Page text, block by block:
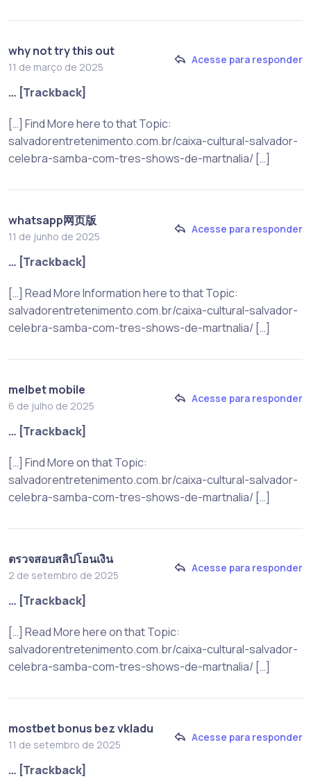
why not try this out
11 de março de 2025
Acesse para responder
… [Trackback]
[…] Find More here to that Topic:
salvadorentretenimento.com.br/caixa-cultural-salvador-
celebra-samba-com-tres-shows-de-martnalia/ […]
whatsapp网页版
11 de junho de 2025
Acesse para responder
… [Trackback]
[…] Read More Information here to that Topic:
salvadorentretenimento.com.br/caixa-cultural-salvador-
celebra-samba-com-tres-shows-de-martnalia/ […]
melbet mobile
6 de julho de 2025
Acesse para responder
… [Trackback]
[…] Find More on that Topic:
salvadorentretenimento.com.br/caixa-cultural-salvador-
celebra-samba-com-tres-shows-de-martnalia/ […]
ตรวจสอบสลิปโอนเงิน
2 de setembro de 2025
Acesse para responder
… [Trackback]
[…] Read More here on that Topic:
salvadorentretenimento.com.br/caixa-cultural-salvador-
celebra-samba-com-tres-shows-de-martnalia/ […]
mostbet bonus bez vkladu
11 de setembro de 2025
Acesse para responder
… [Trackback]